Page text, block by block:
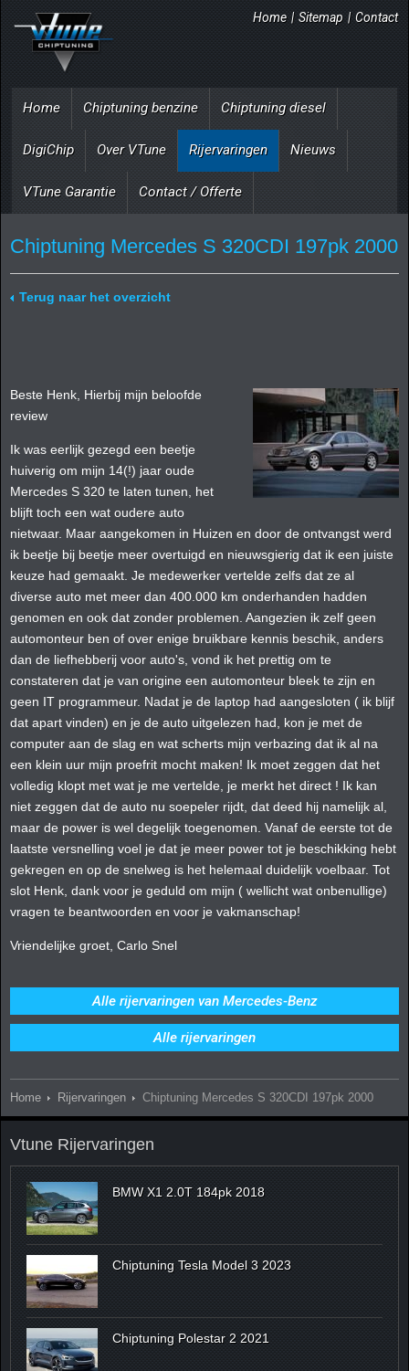
Home | Sitemap | Contact
Home Chiptuning benzine Chiptuning diesel
DigiChip Over VTune Rijervaringen Nieuws
VTune Garantie Contact / Offerte
Chiptuning Mercedes S 320CDI 197pk 2000
Terug naar het overzicht
Beste Henk, Hierbij mijn beloofde
review
Ik was eerlijk gezegd een beetje
huiverig om mijn 14(!) jaar oude
Mercedes S 320 te laten tunen, het
blijft toch een wat oudere auto
nietwaar. Maar aangekomen in Huizen en door de ontvangst werd
ik beetje bij beetje meer overtuigd en nieuwsgierig dat ik een juiste
keuze had gemaakt. Je medewerker vertelde zelfs dat ze al
diverse auto met meer dan 400.000 km onderhanden hadden
genomen en ook dat zonder problemen. Aangezien ik zelf geen
automonteur ben of over enige bruikbare kennis beschik, anders
dan de liefhebberij voor auto's, vond ik het prettig om te
constateren dat je van origine een automonteur bleek te zijn en
geen IT programmeur. Nadat je de laptop had aangesloten ( ik blijf
dat apart vinden) en je de auto uitgelezen had, kon je met de
computer aan de slag en wat scherts mijn verbazing dat ik al na
een klein uur mijn proefrit mocht maken! Ik moet zeggen dat het
volledig klopt met wat je me vertelde, je merkt het direct ! Ik kan
niet zeggen dat de auto nu soepeler rijdt, dat deed hij namelijk al,
maar de power is wel degelijk toegenomen. Vanaf de eerste tot de
laatste versnelling voel je dat je meer power tot je beschikking hebt
gekregen en op de snelweg is het helemaal duidelijk voelbaar. Tot
slot Henk, dank voor je geduld om mijn ( wellicht wat onbenullige)
vragen te beantwoorden en voor je vakmanschap!
Vriendelijke groet, Carlo Snel
Alle rijervaringen van Mercedes-Benz
Alle rijervaringen
Home Rijervaringen Chiptuning Mercedes S 320CDI 197pk 2000
Vtune Rijervaringen
BMW X1 2.0T 184pk 2018
Chiptuning Tesla Model 3 2023
Chiptuning Polestar 2 2021